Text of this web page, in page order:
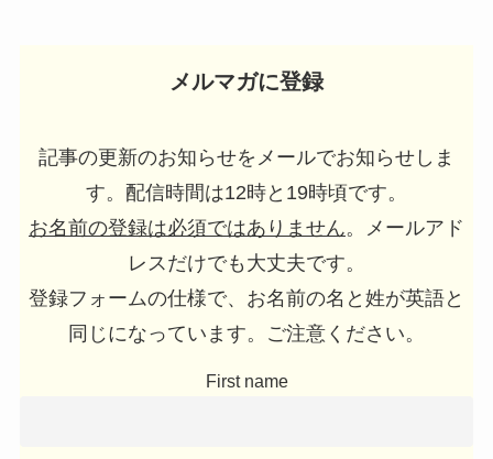
メルマガに登録
記事の更新のお知らせをメールでお知らせしま
す。配信時間は12時と19時頃です。
お名前の登録は必須ではありません。メールアド
レスだけでも大丈夫です。
登録フォームの仕様で、お名前の名と姓が英語と
同じになっています。ご注意ください。
First name